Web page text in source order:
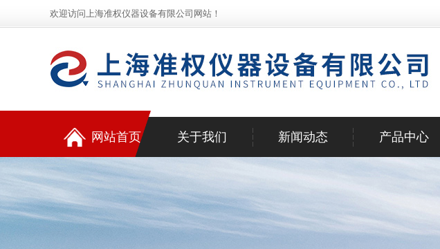
欢迎访问上海准权仪器设备有限公司网站！
网站首页 关于我们 新闻动态 产品中心